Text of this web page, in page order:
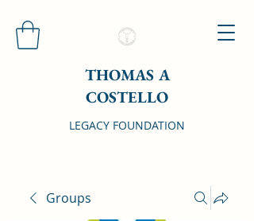
THOMAS A
COSTELLO
LEGACY FOUNDATION
Groups